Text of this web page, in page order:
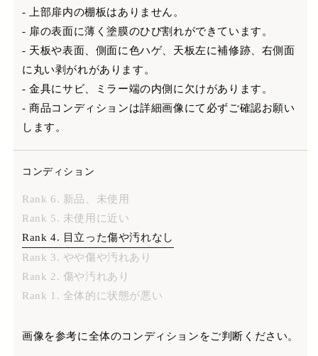
- 上部扉内の棚板はありません。
- 扉の表面に薄く塗膜のひび割れができています。
- 天板や表面、側面に色ハゲ、天板左に補修跡、右側面
に丸い剥がれがあります。
- 金具にサビ、ミラー端の内側に欠けがあります。
- 商品コンディションは詳細画像にて必ずご確認お願い
します。
コンディション
Rank 6. 新品、未使用
Rank 5. 未使用に近い
Rank 4. 目立った傷や汚れなし
Rank 3. やや傷や汚れあり
Rank 2. 傷や汚れあり
Rank 1. 全体的に状態が悪い
画像を参考に全体のコンディションをご判断ください。